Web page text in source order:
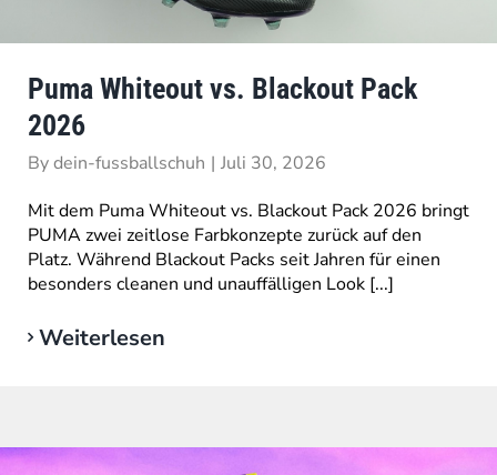
Puma Whiteout vs. Blackout Pack
2026
Bydein-fussballschuh | Juli 30, 2026
Mit dem Puma Whiteout vs. Blackout Pack 2026 bringt
PUMA zwei zeitlose Farbkonzepte zurück auf den
Platz. Während Blackout Packs seit Jahren für einen
besonders cleanen und unauffälligen Look [...]
Weiterlesen